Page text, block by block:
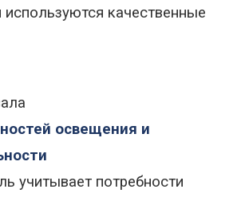
используются качественные
освещения и
учитывает потребности